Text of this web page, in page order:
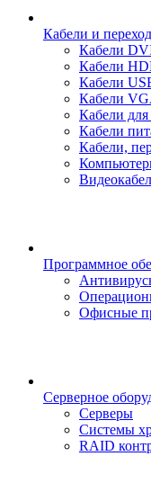
Кабели и
Кабели
Кабели
Кабели
Кабели
Кабели
Кабели
Кабели,
Программное
Офисные
Серверное
Серверы
Системы
RAID